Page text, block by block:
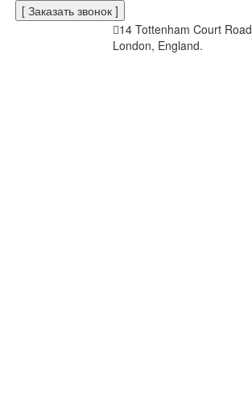
[ Заказать звонок ]
14 Tottenham Court Road
London, England.